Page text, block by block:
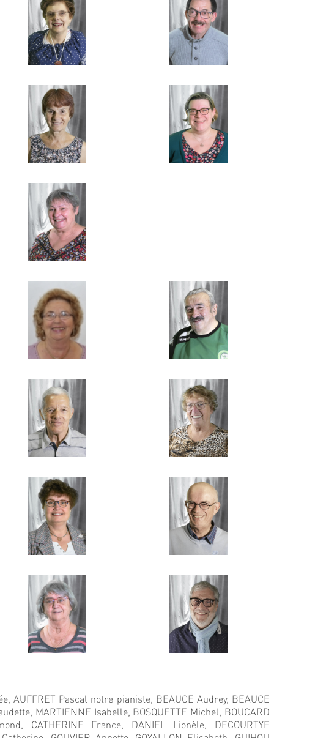
AUFFRET Pascal notre pianiste, BEAUCE Audrey, BEAUCE
MARTIENNE Isabelle, BOSQUETTE Michel, BOUCARD
CATHERINE France, DANIEL Lionèle, DECOURTYE